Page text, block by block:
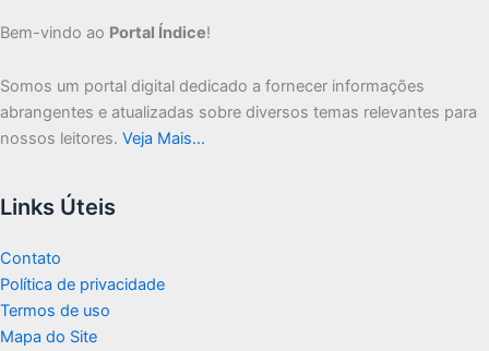
Bem-vindo ao Portal Índice!
Somos um portal digital dedicado a fornecer informações
abrangentes e atualizadas sobre diversos temas relevantes para
nossos leitores. Veja Mais…
Links Úteis
Contato
Política de privacidade
Termos de uso
Mapa do Site